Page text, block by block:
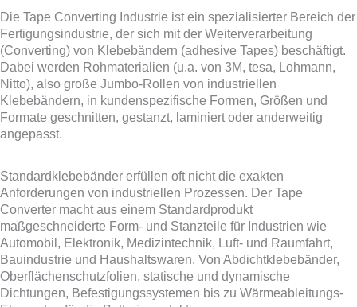
Die Tape Converting Industrie ist ein spezialisierter Bereich der
Fertigungsindustrie, der sich mit der Weiterverarbeitung
(Converting) von Klebebändern (adhesive Tapes) beschäftigt.
Dabei werden Rohmaterialien (u.a. von 3M, tesa, Lohmann,
Nitto), also große Jumbo-Rollen von industriellen
Klebebändern, in kundenspezifische Formen, Größen und
Formate geschnitten, gestanzt, laminiert oder anderweitig
angepasst.
Standardklebebänder erfüllen oft nicht die exakten
Anforderungen von industriellen Prozessen. Der Tape
Converter macht aus einem Standardprodukt
maßgeschneiderte Form- und Stanzteile für Industrien wie
Automobil, Elektronik, Medizintechnik, Luft- und Raumfahrt,
Bauindustrie und Haushaltswaren. Von Abdichtklebebänder,
Oberflächenschutzfolien, statische und dynamische
Dichtungen, Befestigungssystemen bis zu Wärmeableitungs-